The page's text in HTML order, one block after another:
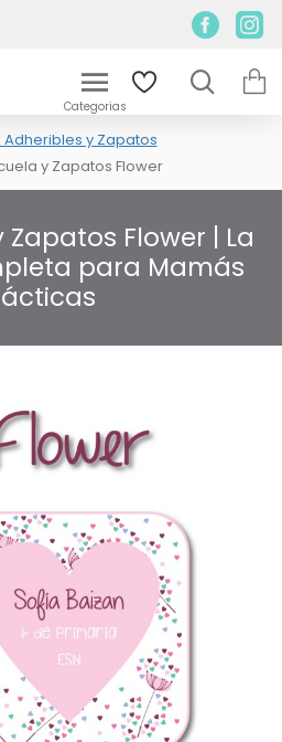
Adheribles y Zapatos
y Zapatos Flower
Zapatos Flower | La
para Mamás